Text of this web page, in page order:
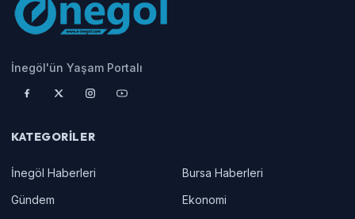
İnegöl'ün Yaşam Portalı
KATEGORILER
İnegöl Haberleri
Bursa Haberleri
Gündem
Ekonomi